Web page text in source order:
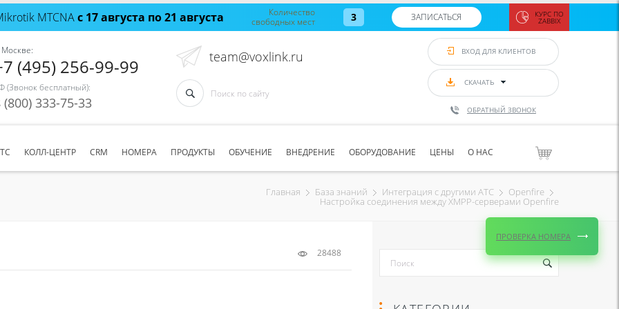
MTCNAс 17 августа по 21 августа
Количество
свободных мест
3 ЗАПИСАТЬСЯ КУРС ПО
ZABBIX
ВХОД ДЛЯ КЛИЕНТОВ
СКАЧАТЬ
ОБРАТНЫЙ ЗВОНОК
(495) 256-99-99
(Звонок бесплатный):
(800) 333-75-33
team@voxlink.ru
КОЛЛ-ЦЕНТР CRM НОМЕРА ПРОДУКТЫ ОБУЧЕНИЕ ВНЕДРЕНИЕ ОБОРУДОВАНИЕ ЦЕНЫ О НАС
Главная База знаний Интеграция с другими АТС Openfire
Настройка соединения между XMPP-серверами Openfire
28488
ПРОВЕРКА НОМЕРА